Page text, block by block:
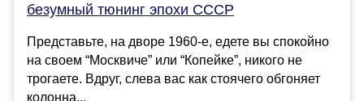
безумный тюнинг эпохи СССР
Представьте, на дворе 1960-е, едете вы спокойно
на своем “Москвиче” или “Копейке”, никого не
трогаете. Вдруг, слева вас как стоячего обгоняет
колонна...